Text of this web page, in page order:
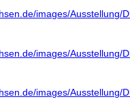
images/Ausstellung/
images/Ausstellung/
images/Ausstellung/